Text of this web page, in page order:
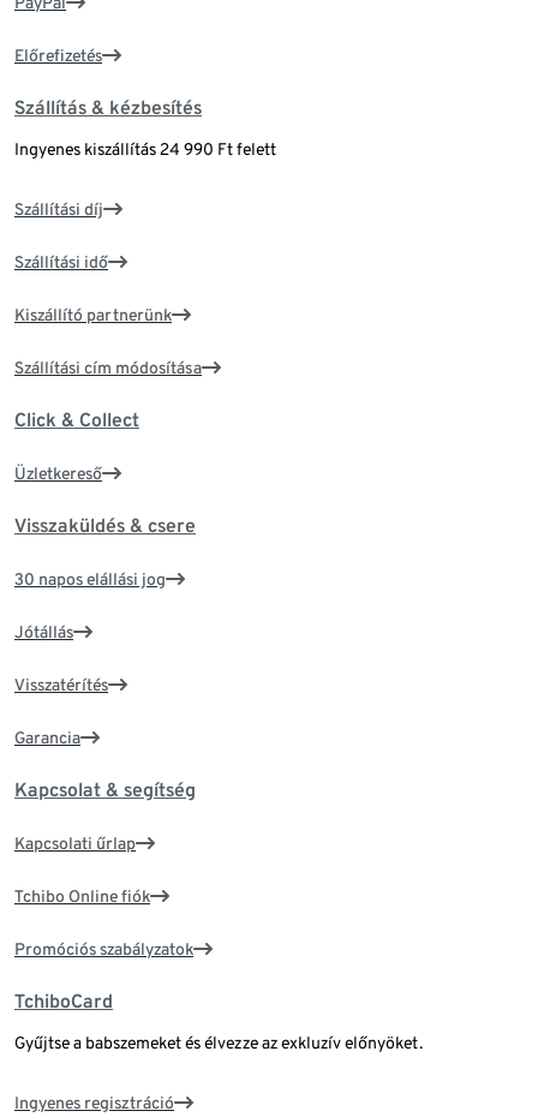
Előrefizetés
Szállítás & kézbesítés
Ingyenes kiszállítás 24 990 Ft felett
Szállítási díj
Szállítási idő
Kiszállító partnerünk
Szállítási cím módosítása
Click & Collect
Üzletkereső
Visszaküldés & csere
30 napos elállási jog
Jótállás
Visszatérítés
Garancia
Kapcsolat & segítség
Kapcsolati űrlap
Tchibo Online fiók
Promóciós szabályzatok
TchiboCard
Gyűjtse a babszemeket és élvezze az exkluzív előnyöket.
Ingyenes regisztráció